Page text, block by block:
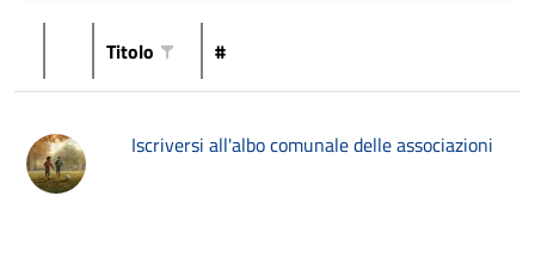
Titolo #
Iscriversi all'albo comunale delle associazioni